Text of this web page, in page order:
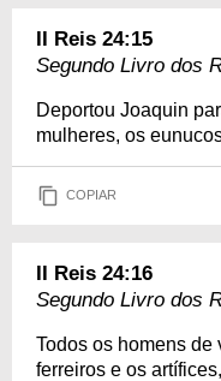
II Reis 24:15
Segundo Livro dos
Deportou Joaquin
mulheres, os
COPIAR
II Reis 24:16
Segundo Livro dos
Todos os homens de
ferreiros e os